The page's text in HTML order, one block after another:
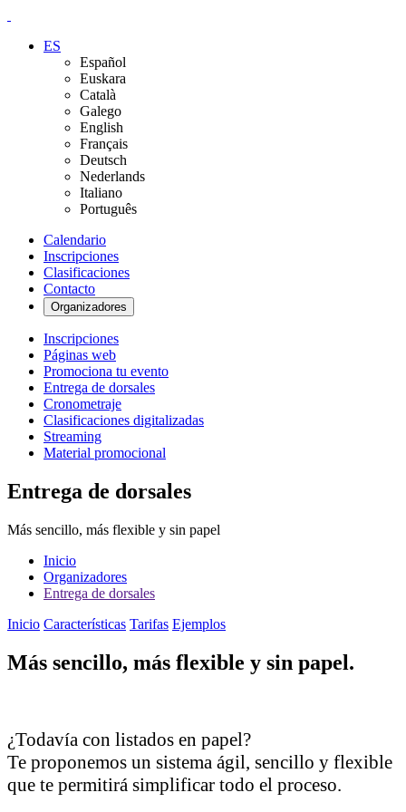
ES
Español
Euskara
Català
Galego
English
Français
Deutsch
Nederlands
Italiano
Português
Calendario
Inscripciones
Clasificaciones
Contacto
Organizadores
Inscripciones
Páginas web
Promociona tu evento
Entrega de dorsales
Cronometraje
Clasificaciones digitalizadas
Streaming
Material promocional
Entrega de dorsales
Más sencillo, más flexible y sin papel
Inicio
Organizadores
Entrega de dorsales
Inicio Características Tarifas Ejemplos
Más sencillo, más flexible y sin papel.
¿Todavía con listados en papel?
Te proponemos un sistema ágil, sencillo y flexible
que te permitirá simplificar todo el proceso.